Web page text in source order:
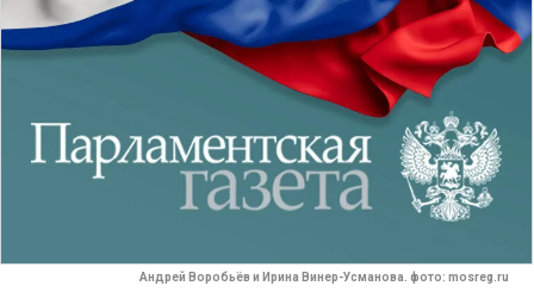
Андрей Воробьёв и Ирина Винер-Усманова. фото: mosreg.ru